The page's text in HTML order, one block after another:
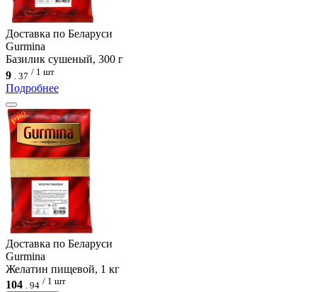
Доcтавка по Беларуси
Gurmina
Базилик сушеный, 300 г
9
37 / 1 шт
Подробнее
Доcтавка по Беларуси
Gurmina
Желатин пищевой, 1 кг
104 . 94 / 1 шт